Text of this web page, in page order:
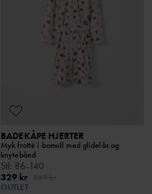
BADEKÅPE HJERTER
Myk frotté i bomull med glidelås og
knytebånd
Stl: 86-140
329 kr
OUTLET